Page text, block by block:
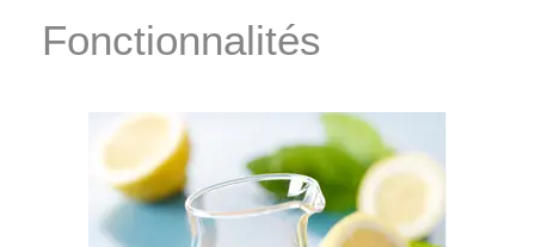
Fonctionnalités